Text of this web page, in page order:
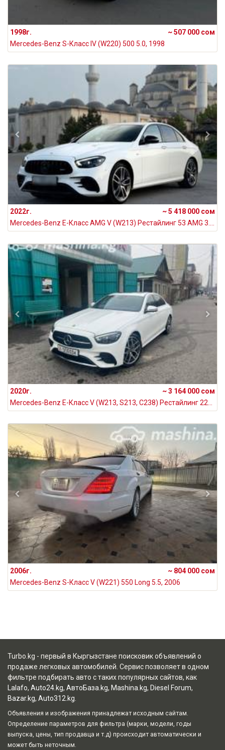
1998г.
~ 507 000 сом
Mercedes-Benz S-Класс IV (W220) 500 5.0, 1998
2022г.
~ 5 418 000 сом
Mercedes-Benz E-Класс AMG V (W213) Рестайлинг 53 AMG 3.0, 2022
2020г.
~ 3 164 000 сом
Mercedes-Benz E-Класс V (W213, S213, C238) Рестайлинг 220 d 2.0, 2020
2006г.
~ 804 000 сом
Mercedes-Benz S-Класс V (W221) 550 Long 5.5, 2006
Turbo.kg - первый в Кыргызстане поисковик объявлений о
продаже легковых автомобилей. Сервис позволяет в одном
фильтре подбирать авто с таких популярных сайтов, как
Lalafo, Auto24.kg, АвтоБаза.kg, Mashina.kg, Diesel Forum,
Bazar.kg, Auto312.kg
Объявления и изображения принадлежат исходным сайтам.
Определение параметров для фильтра (марки, модели, годы
выпуска, цены, тип продавца и т.д) происходит автоматически и
может быть неточным.